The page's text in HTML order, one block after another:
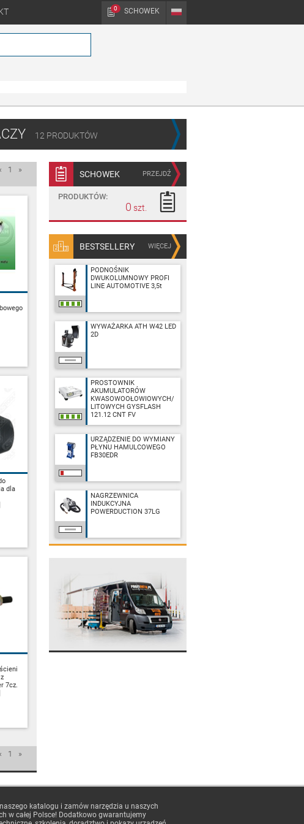
0 SCHOWEK
12 PRODUKTÓW
1 »
dla
7cz.
1 »
SCHOWEK PRZEJDŹ
PRODUKTÓW:
0
BESTSELLERY WIĘCEJ
PODNOŚNIK
DWUKOLUMNOWY PROFI
LINE AUTOMOTIVE 3,5t
WYWAŻARKA ATH W42 LED
2D
PROSTOWNIK
AKUMULATORÓW
KWASOWOOŁOWIOWYCH/
LITOWYCH GYSFLASH
121.12 CNT FV
URZĄDZENIE DO WYMIANY
PŁYNU HAMULCOWEGO
FB30EDR
NAGRZEWNICA
INDUKCYJNA
POWERDUCTION 37LG
katalogu i zamów narzędzia u naszych
w całej Polsce! Dodatkowo gwarantujemy